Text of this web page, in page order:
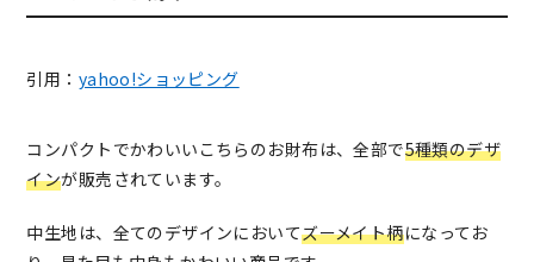
引用： yahoo!ショッピング
コンパクトでかわいいこちらのお財布は、全部で5種類のデザ
インが販売されています。
中生地は、全てのデザインにおいてズーメイト柄になってお